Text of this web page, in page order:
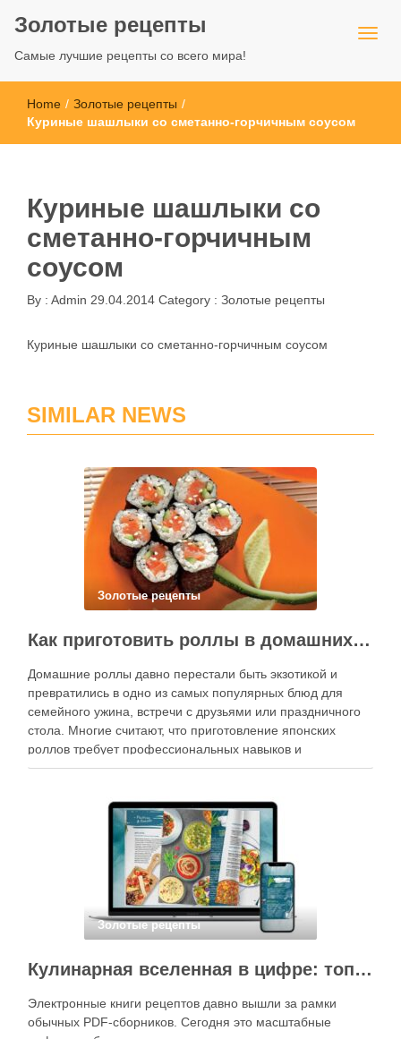
Золотые рецепты
Самые лучшие рецепты со всего мира!
Home / Золотые рецепты /
Куриные шашлыки со сметанно-горчичным соусом
Куриные шашлыки со
сметанно-горчичным
соусом
By : Admin 29.04.2014 Category : Золотые рецепты
Куриные шашлыки со сметанно-горчичным соусом
SIMILAR NEWS
Золотые рецепты
Как приготовить роллы в домашних условиях?
Домашние роллы давно перестали быть экзотикой и
превратились в одно из самых популярных блюд для
семейного ужина, встречи с друзьями или праздничного
стола. Многие считают, что приготовление японских
роллов требует профессиональных навыков и
специального оборудования, однако на практике сделать
кухне. Главное — …
Золотые рецепты
Кулинарная вселенная в цифре: топ-3 самых больших электронных книг рецептов
Электронные книги рецептов давно вышли за рамки
обычных PDF-сборников. Сегодня это масштабные